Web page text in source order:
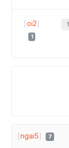
[oi2]
1
[ngai5] 7